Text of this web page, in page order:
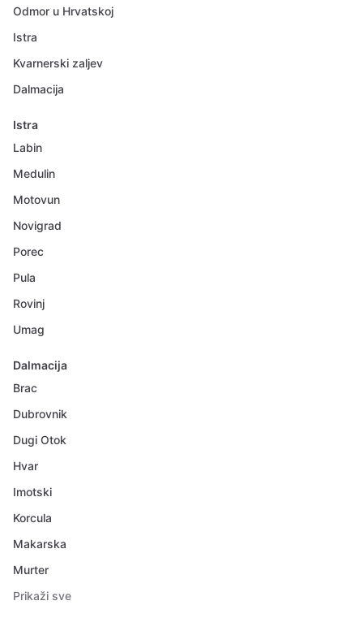
Odmor u Hrvatskoj
Istra
Kvarnerski zaljev
Dalmacija
Istra
Labin
Medulin
Motovun
Novigrad
Porec
Pula
Rovinj
Umag
Dalmacija
Brac
Dubrovnik
Dugi Otok
Hvar
Imotski
Korcula
Makarska
Murter
Prikaži sve